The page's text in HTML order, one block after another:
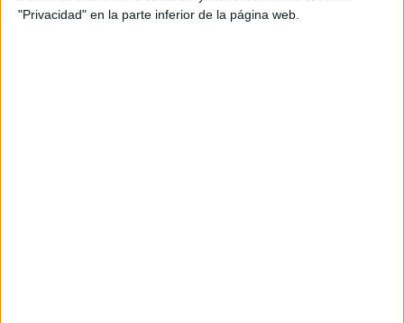
"Privacidad" en la parte inferior de la página web.